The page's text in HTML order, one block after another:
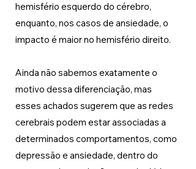
hemisfério esquerdo do cérebro,
enquanto, nos casos de ansiedade, o
impacto é maior no hemisfério direito.
Ainda não sabemos exatamente o
motivo dessa diferenciação, mas
esses achados sugerem que as redes
cerebrais podem estar associadas a
determinados comportamentos, como
depressão e ansiedade, dentro do